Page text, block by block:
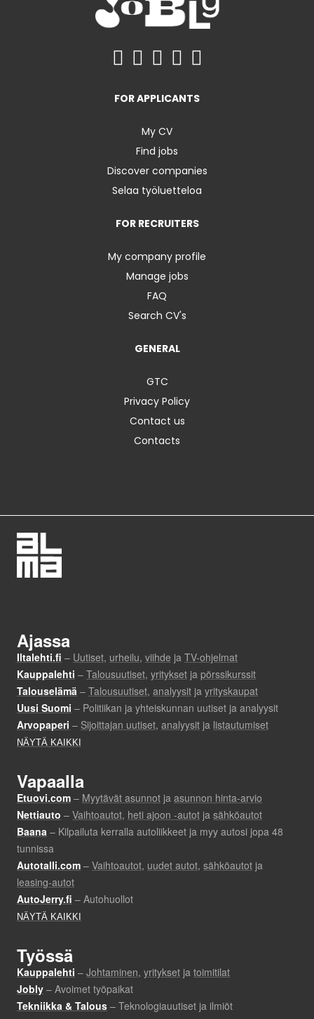
FOR APPLICANTS
My CV
Find jobs
Discover companies
Selaa työluetteloa
FOR RECRUITERS
My company profile
Manage jobs
FAQ
Search CV's
GENERAL
GTC
Privacy Policy
Contact us
Contacts